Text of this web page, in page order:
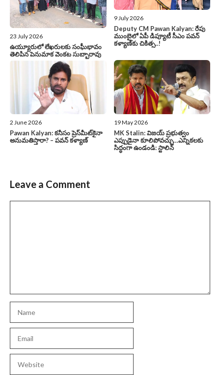
23 July 2026
ఉయ్యూరులో లేఖరులకు సంఘీభావం
తెలిపిన పెనుమాక వెంకట సుబ్బారావు
9 July 2026
Deputy CM Pawan Kalyan: రేపు
ముంబైలో ఏపీ డిప్యూటీ సీఎం పవన్‌
కళ్యాణ్‌కు చికిత్స..!
2 June 2026
Pawan Kalyan: కనీసం ప్రెస్‌మీట్‌కైనా
అనుమతిస్తారా? – పవన్ కళ్యాణ్
19 May 2026
MK Stalin: విజయ్‌ ప్రభుత్వం
ఎప్పుడైనా కూలిపోవచ్చు…ఎన్నికలకు
సిద్ధంగా ఉండండి: స్టాలిన్‌
Leave a Comment